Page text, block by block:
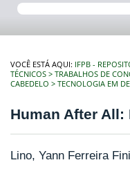
VOCÊ ESTÁ AQUI: IFPB -
TÉCNICOS
TRABALHOS DE
CABEDELO
TECNOLOGIA EM
Human After
Lino, Yann Ferreira